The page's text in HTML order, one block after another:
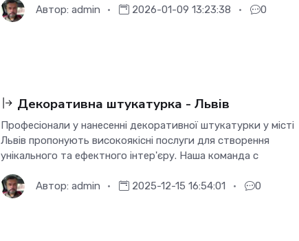
Автор: admin 2026-01-09 13:23:38 0
Декоративна штукатурка - Львів
Професіонали у нанесенні декоративної штукатурки у місті
Львів пропонують високоякісні послуги для створення
унікального та ефектного інтер'єру. Наша команда с
Автор: admin 2025-12-15 16:54:01 0